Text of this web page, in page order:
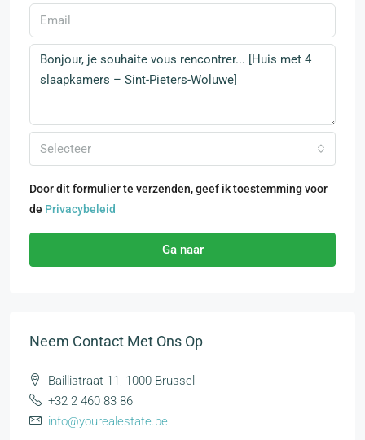
Selecteer
Door dit formulier te verzenden, geef ik toestemming voor
de Privacybeleid
Ga naar
Neem Contact Met Ons Op
Baillistraat 11, 1000 Brussel
+32 2 460 83 86
info@yourealestate.be